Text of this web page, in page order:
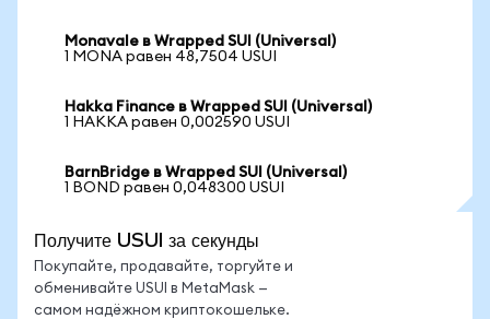
Monavale в Wrapped SUI (Universal)
1 MONA равен 48,7504 USUI
Hakka Finance в Wrapped SUI (Universal)
1 HAKKA равен 0,002590 USUI
BarnBridge в Wrapped SUI (Universal)
1 BOND равен 0,048300 USUI
Получите USUI за секунды
Покупайте, продавайте, торгуйте и
обменивайте USUI в MetaMask —
самом надёжном криптокошельке.